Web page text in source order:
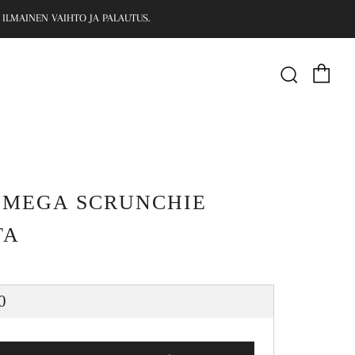
VAIHTO JA PALAUTUS.
Haku
SCRUNCHIE